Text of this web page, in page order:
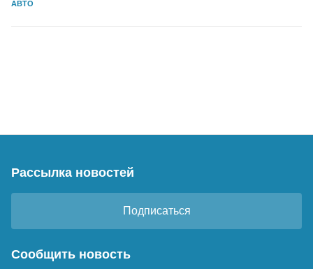
АВТО
Рассылка новостей
Подписаться
Сообщить новость